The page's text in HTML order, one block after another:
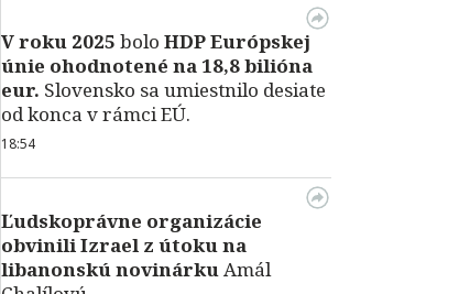
V roku 2025 bolo HDPEurópskej
únie ohodnotené na 18,8 bilióna
eur. Slovensko sa umiestnilo desiate
od konca v rámci EÚ.
18:54
Ľudskoprávne organizácie
obvinili Izrael z útoku na
libanonskú novinárkuAmál